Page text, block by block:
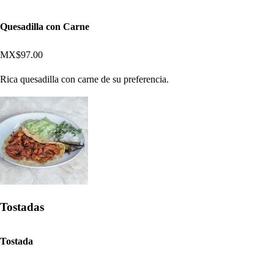
Quesadilla con Carne
MX$97.00
Rica quesadilla con carne de su preferencia.
Tostadas
Tostada